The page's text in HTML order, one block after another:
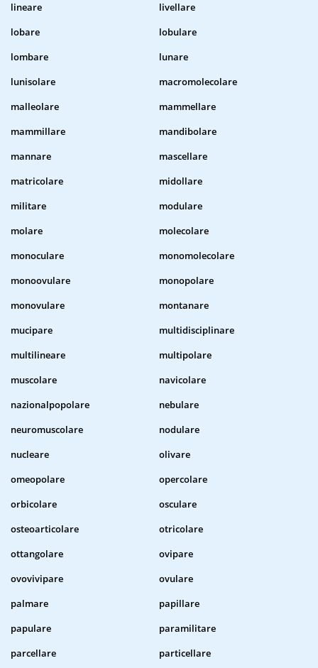
lineare
livellare
lobare
lobulare
lombare
lunare
lunisolare
macromolecolare
malleolare
mammellare
mammillare
mandibolare
mannare
mascellare
matricolare
midollare
militare
modulare
molare
molecolare
monoculare
monomolecolare
monoovulare
monopolare
monovulare
montanare
mucipare
multidisciplinare
multilineare
multipolare
muscolare
navicolare
nazionalpopolare
nebulare
neuromuscolare
nodulare
nucleare
olivare
omeopolare
opercolare
orbicolare
osculare
osteoarticolare
otricolare
ottangolare
ovipare
ovovivipare
ovulare
palmare
papillare
papulare
paramilitare
parcellare
particellare